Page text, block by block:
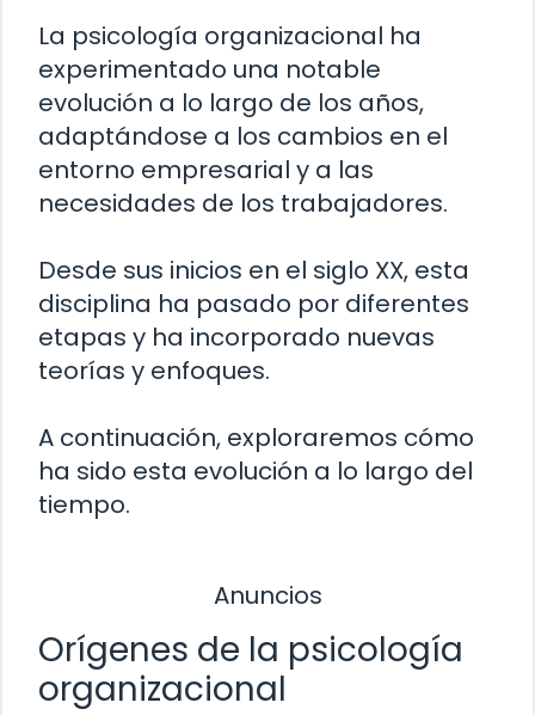
La psicología organizacional ha
experimentado una notable
evolución a lo largo de los años,
adaptándose a los cambios en el
entorno empresarial y a las
necesidades de los trabajadores.
Desde sus inicios en el siglo XX, esta
disciplina ha pasado por diferentes
etapas y ha incorporado nuevas
teorías y enfoques.
A continuación, exploraremos cómo
ha sido esta evolución a lo largo del
tiempo.
Anuncios
Orígenes de la psicología
organizacional